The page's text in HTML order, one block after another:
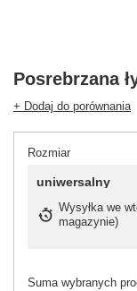
Posrebrzana
+ Dodaj do porównania
Rozmiar
uniwersalny
Wysyłka we
magazynie)
Suma wybranych